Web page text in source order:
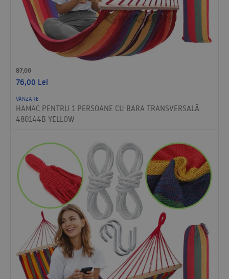
87,00
76,00 Lei
VÂNZARE
HAMAC PENTRU 1 PERSOANE CU BARA TRANSVERSALĂ
480144B YELLOW